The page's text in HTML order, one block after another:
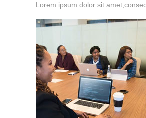
Lorem ipsum dolor sit